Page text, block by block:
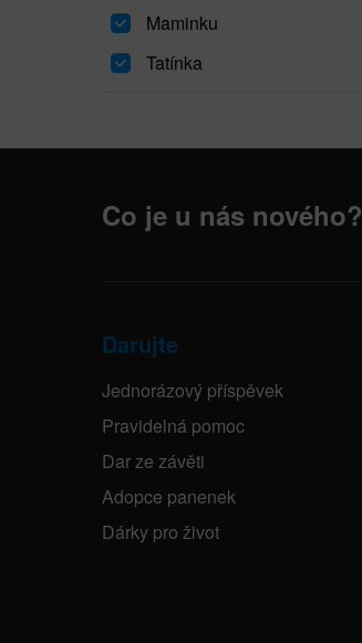
Maminku
Tatínka
Co je u nás nového?
Darujte
Jednorázový příspěvek
Pravidelná pomoc
Dar ze závěti
Adopce panenek
Dárky pro život